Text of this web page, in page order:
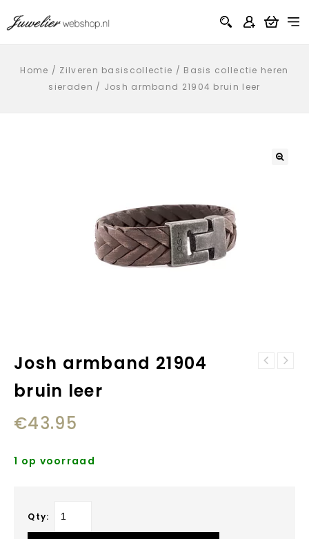
Home / Zilveren basiscollectie / Basis collectie heren
sieraden / Josh armband 21904 bruin leer
Josh armband 21904
bruin leer
€43.95
1 op voorraad
Qty: